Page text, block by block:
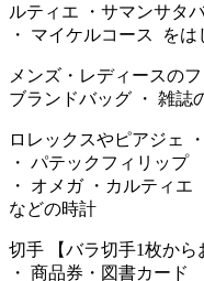
ルティエ ・サマンサタ
・ マイケルコース を
メンズ・レディースの
ブランドバッグ ・ 雑誌
ロレックスやピアジェ
・ パテックフィリップ
・ オメガ ・カルティ
などの時計
切手 【バラ切手1枚か
・ 商品券・図書カード